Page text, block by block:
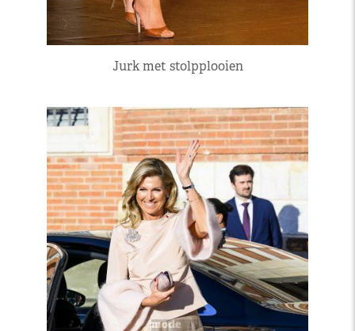
Jurk met stolpplooien